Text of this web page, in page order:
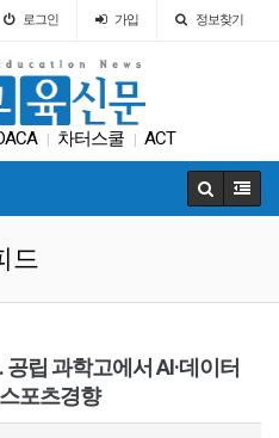
로그인 가입 정보찾기
차터스쿨 ACT
육구 교육뉴스 휴교
드
립 과학고에서 AI·데이터
포츠경향